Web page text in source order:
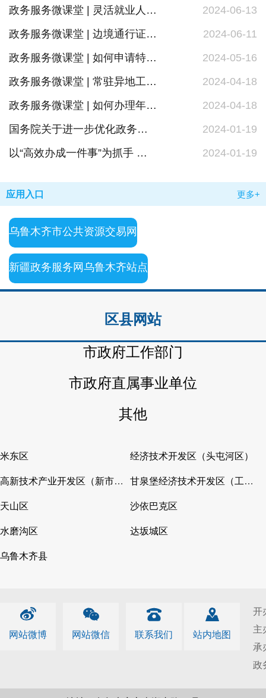
政务服务微课堂 | 灵活就业人员怎样通过手机进行社保缴费
2024-06-13
政务服务微课堂 | 边境通行证的办理
2024-06-11
政务服务微课堂 | 如何申请特困供养待遇
2024-05-16
政务服务微课堂 | 常驻异地工作人员备案解读
2024-04-18
政务服务微课堂 | 如何办理年度退休人员社保待遇资格认证
2024-04-18
国务院关于进一步优化政务服务提升行政效能 推动“高效办成一件事”的指导意见
2024-01-19
以“高效办成一件事”为抓手 大力推动政务服务水平整体跃升 群众办事体验持续优化
2024-01-19
应用入口 更多+
乌鲁木齐市公共资源交易网
新疆政务服务网乌鲁木齐站点
区县网站
市政府工作部门
市政府直属事业单位
其他
米东区 经济技术开发区（头屯河区）
高新技术产业开发区（新市区） 甘泉堡经济技术开发区（工业区）
天山区 沙依巴克区
水磨沟区 达坂城区
乌鲁木齐县
网站微博 网站微信 联系我们 站内地图
开
主
承
政